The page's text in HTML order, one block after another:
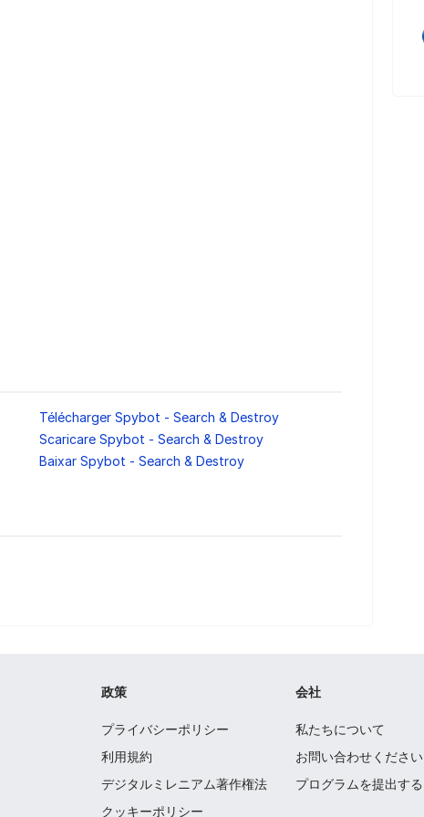
Télécharger Spybot - Search & Destroy
Scaricare Spybot - Search & Destroy
Baixar Spybot - Search & Destroy
政策
プライバシーポリシー
利用規約
デジタルミレニアム著作権法
クッキーポリシー
会社
私たちについて
お問い合わせください
プログラムを提出する